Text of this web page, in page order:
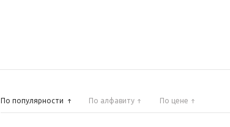
По популярности По алфавиту По цене